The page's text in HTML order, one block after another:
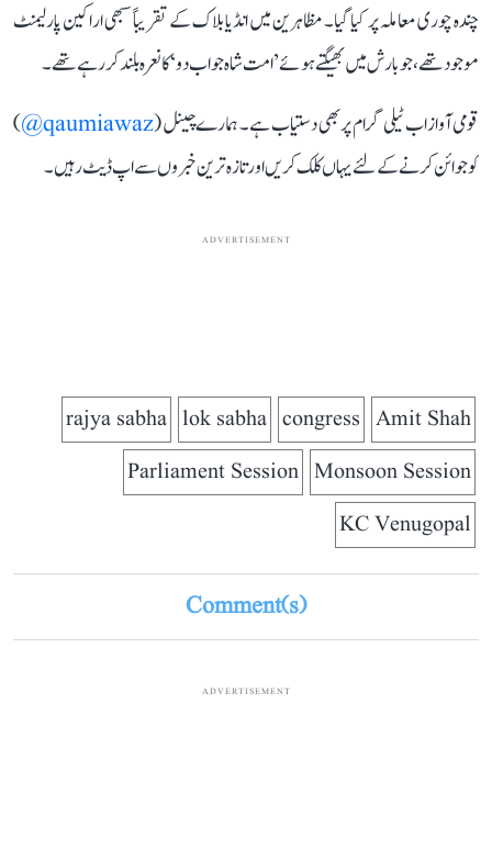
چندہ چوری معاملہ پر کیا گیا۔ مظاہرین میں انڈیا بلاک کے تقریباً سبھی اراکین پارلیمنٹ
موجود تھے، جو بارش میں بھیگتے ہوئے ’امت شاہ جواب دو‘ کا نعرہ بلند کر رہے تھے۔
قومی آواز اب ٹیلی گرام پر بھی دستیاب ہے۔ ہمارے چینل (qaumiawaz@
)
کو جوائن کرنے کے لئے یہاں کلک کریں اور تازہ ترین خبروں سے اپ ڈیٹ رہیں۔
ADVERTISEMENT
Amit Shah
congress
lok sabha
rajya sabha
Monsoon Session
Parliament Session
KC Venugopal
Comment(s)
ADVERTISEMENT